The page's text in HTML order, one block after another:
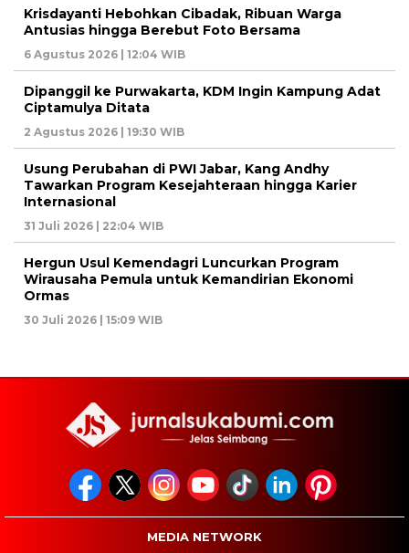
Krisdayanti Hebohkan Cibadak, Ribuan Warga
Antusias hingga Berebut Foto Bersama
6 Agustus 2026 | 12:04 WIB
Dipanggil ke Purwakarta, KDM Ingin Kampung Adat
Ciptamulya Ditata
2 Agustus 2026 | 19:30 WIB
Usung Perubahan di PWI Jabar, Kang Andhy
Tawarkan Program Kesejahteraan hingga Karier
Internasional
31 Juli 2026 | 22:04 WIB
Hergun Usul Kemendagri Luncurkan Program
Wirausaha Pemula untuk Kemandirian Ekonomi
Ormas
30 Juli 2026 | 15:09 WIB
MEDIA NETWORK